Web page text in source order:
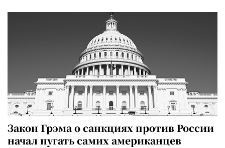
Закон Грэма о санкциях против России
начал пугать самих американцев